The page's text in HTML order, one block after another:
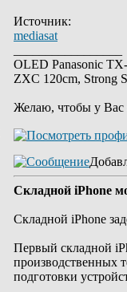
Источник:
mediasat
OLED Panasonic
ZXC 120cm, Strong
Желаю, чтобы у Вас
Cкладной iPhone
Складной iPhone
Первый складной
производственных
подготовки